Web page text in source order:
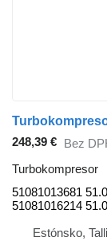
248,39 € Bez
Turbokompresor
51081013681
51081016214
Estónsko,